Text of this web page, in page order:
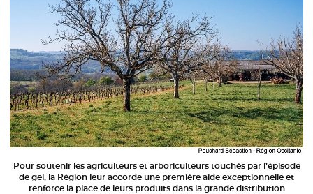
Pour soutenir les agriculteurs et arboriculteurs touchés par l’épisode
de gel, la Région leur accorde une première aide exceptionnelle et
renforce la place de leurs produits dans la grande distribution